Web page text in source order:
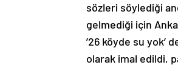
sözleri söylediği
gelmediği için
’26 köyde su yok’
olarak imal edildi,